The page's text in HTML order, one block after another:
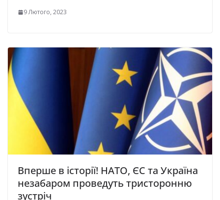
9 Лютого, 2023
Вперше в історії! НАТО, ЄС та Україна
незабаром проведуть тристоронню
зустріч